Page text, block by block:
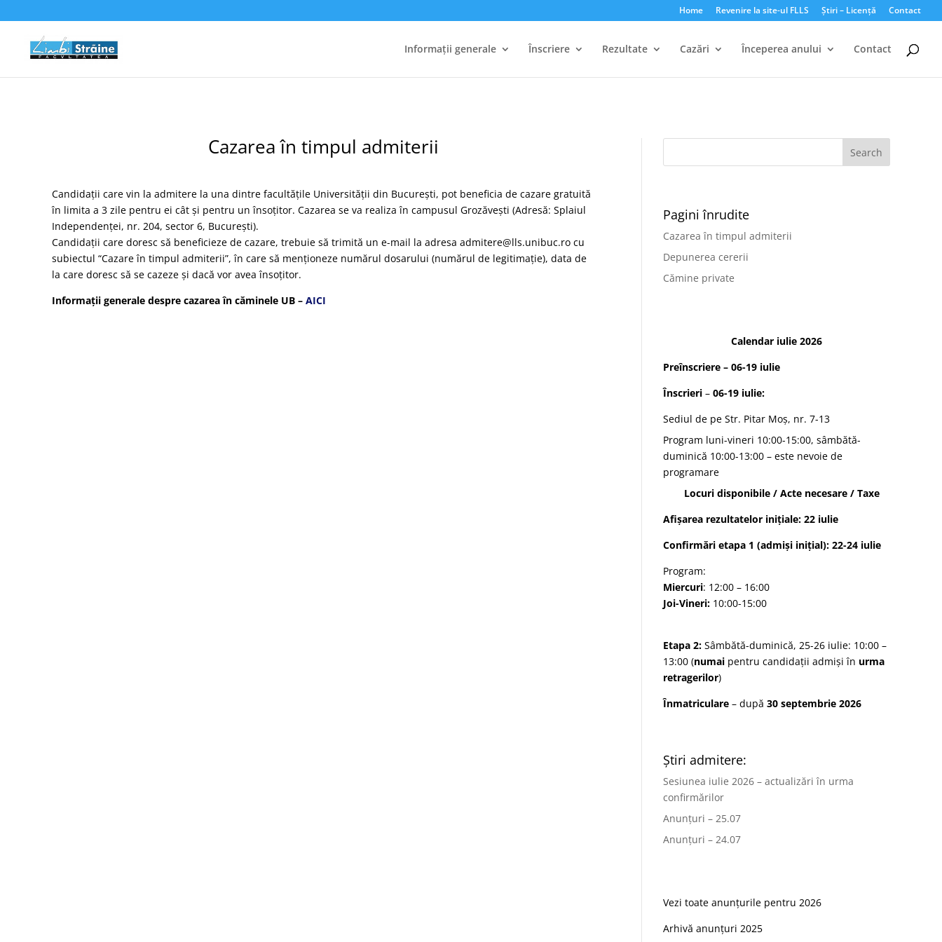
Home Revenire la site-ul FLLS Știri – Licență Contact
Informații generale Înscriere Rezultate Cazări Începerea anului Contact
Cazarea în timpul admiterii
Candidații care vin la admitere la una dintre facultățile Universității din București, pot beneficia de cazare gratuită
în limita a 3 zile pentru ei cât și pentru un însoțitor. Cazarea se va realiza în campusul Grozăvești (Adresă: Splaiul
Independenței, nr. 204, sector 6, București).
Candidații care doresc să beneficieze de cazare, trebuie să trimită un e-mail la adresa admitere@lls.unibuc.ro cu
subiectul “Cazare în timpul admiterii”, în care să menționeze numărul dosarului (numărul de legitimație), data de
la care doresc să se cazeze și dacă vor avea însoțitor.
Informații generale despre cazarea în căminele UB –AICI
Pagini înrudite
Cazarea în timpul admiterii
Depunerea cererii
Cămine private
Calendar iulie 2026
Preînscriere – 06-19 iulie
Înscrieri –06-19 iulie:
Sediul de pe Str. Pitar Moș, nr. 7-13
Program luni-vineri 10:00-15:00, sâmbătă-
duminică 10:00-13:00 – este nevoie de
programare
Locuri disponibile /Acte necesare /Taxe
Afișarea rezultatelor inițiale: 22 iulie
Confirmări etapa 1 (admiși inițial): 22-24 iulie
Program:
Miercuri: 12:00 – 16:00
Joi-Vineri: 10:00-15:00
Etapa 2:Sâmbătă-duminică, 25-26 iulie: 10:00 –
13:00 (numai pentru candidații admiși în urma
retragerilor)
Înmatriculare – după30 septembrie 2026
Știri admitere:
Sesiunea iulie 2026 – actualizări în urma
confirmărilor
Anunțuri – 25.07
Anunțuri – 24.07
Vezi toate anunțurile pentru 2026
Arhivă anunțuri 2025